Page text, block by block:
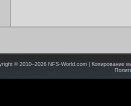
© 2010–2026 NFS-World.com | Копирование